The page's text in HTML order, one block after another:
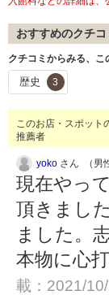
おすすめのクチ
クチコミからみる、こ
歴史 3
このお店・スポット
推薦者
yoko さん （男
現在やっ
頂きまし
ました。
本物に心
載：2021/10/